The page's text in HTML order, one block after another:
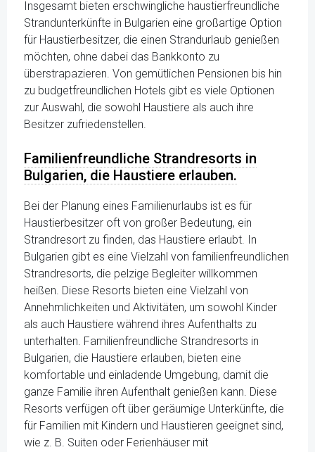
Insgesamt bieten erschwingliche haustierfreundliche
Strandunterkünfte in Bulgarien eine großartige Option
für Haustierbesitzer, die einen Strandurlaub genießen
möchten, ohne dabei das Bankkonto zu
überstrapazieren. Von gemütlichen Pensionen bis hin
zu budgetfreundlichen Hotels gibt es viele Optionen
zur Auswahl, die sowohl Haustiere als auch ihre
Besitzer zufriedenstellen.
Familienfreundliche Strandresorts in
Bulgarien, die Haustiere erlauben.
Bei der Planung eines Familienurlaubs ist es für
Haustierbesitzer oft von großer Bedeutung, ein
Strandresort zu finden, das Haustiere erlaubt. In
Bulgarien gibt es eine Vielzahl von familienfreundlichen
Strandresorts, die pelzige Begleiter willkommen
heißen. Diese Resorts bieten eine Vielzahl von
Annehmlichkeiten und Aktivitäten, um sowohl Kinder
als auch Haustiere während ihres Aufenthalts zu
unterhalten. Familienfreundliche Strandresorts in
Bulgarien, die Haustiere erlauben, bieten eine
komfortable und einladende Umgebung, damit die
ganze Familie ihren Aufenthalt genießen kann. Diese
Resorts verfügen oft über geräumige Unterkünfte, die
für Familien mit Kindern und Haustieren geeignet sind,
wie z. B. Suiten oder Ferienhäuser mit